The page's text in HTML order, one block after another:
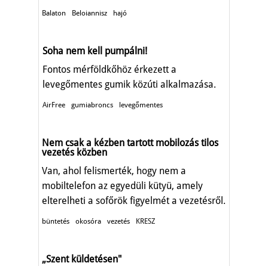
Balaton Beloiannisz hajó
Soha nem kell pumpálni!
Fontos mérföldkőhöz érkezett a
levegőmentes gumik közúti alkalmazása.
AirFree gumiabroncs levegőmentes
Nem csak a kézben tartott mobilozás tilos
vezetés közben
Van, ahol felismerték, hogy nem a
mobiltelefon az egyedüli kütyü, amely
elterelheti a sofőrök figyelmét a vezetésről.
büntetés okosóra vezetés KRESZ
„Szent küldetésen"